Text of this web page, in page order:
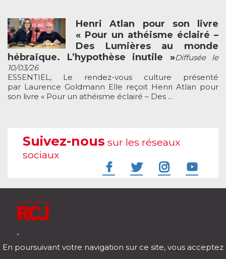
Henri Atlan pour son livre
« Pour un athéisme éclairé –
Des Lumières au monde
hébraïque. L’hypothèse inutile »Diffusée le
10/03/26
ESSENTIEL, Le rendez-vous culture présenté
par Laurence Goldmann Elle reçoit Henri Atlan pour
son livre « Pour un athéisme éclairé – Des ...
Suivez-nous sur les réseaux
sociaux
Télécharger notre application pour iOs et Android
En poursuivant votre navigation sur ce site, vous acceptez